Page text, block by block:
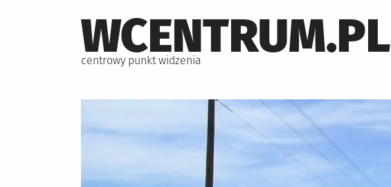
to
content
WCENTRUM.PL
centrowy punkt widzenia